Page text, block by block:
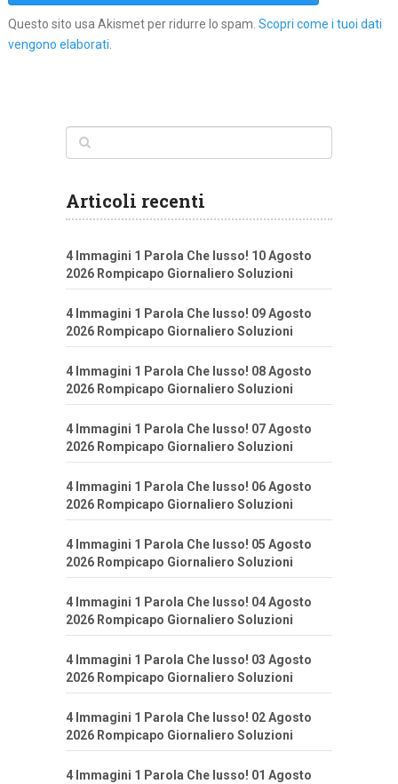
Questo sito usa Akismet per ridurre lo spam. Scopri come i tuoi dati
vengono elaborati
Articoli recenti
4 Immagini 1 Parola Che lusso! 10 Agosto
2026 Rompicapo Giornaliero Soluzioni
4 Immagini 1 Parola Che lusso! 09 Agosto
2026 Rompicapo Giornaliero Soluzioni
4 Immagini 1 Parola Che lusso! 08 Agosto
2026 Rompicapo Giornaliero Soluzioni
4 Immagini 1 Parola Che lusso! 07 Agosto
2026 Rompicapo Giornaliero Soluzioni
4 Immagini 1 Parola Che lusso! 06 Agosto
2026 Rompicapo Giornaliero Soluzioni
4 Immagini 1 Parola Che lusso! 05 Agosto
2026 Rompicapo Giornaliero Soluzioni
4 Immagini 1 Parola Che lusso! 04 Agosto
2026 Rompicapo Giornaliero Soluzioni
4 Immagini 1 Parola Che lusso! 03 Agosto
2026 Rompicapo Giornaliero Soluzioni
4 Immagini 1 Parola Che lusso! 02 Agosto
2026 Rompicapo Giornaliero Soluzioni
4 Immagini 1 Parola Che lusso! 01 Agosto